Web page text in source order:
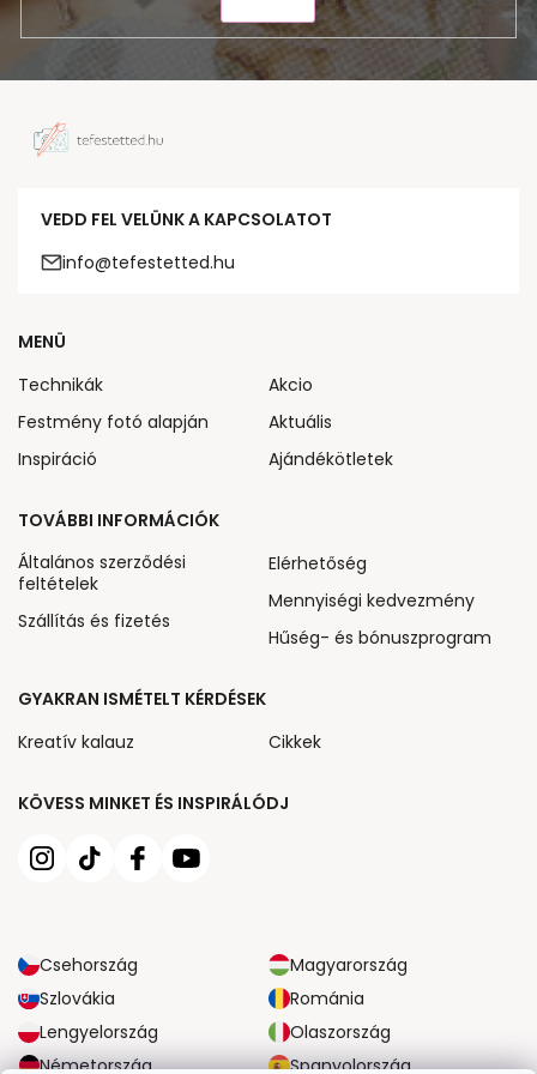
VEDD FEL VELÜNK A KAPCSOLATOT
info@tefestetted.hu
KÖVESS MINKET ÉS INSPIRÁLÓDJ
Csehország
Magyarország
Szlovákia
Románia
Lengyelország
Olaszország
Németország
Spanyolország
MENÜ
Technikák
Festmény fotó alapján
Inspiráció
Akcio
Aktuális
Ajándékötletek
TOVÁBBI INFORMÁCIÓK
Általános szerződési
feltételek
Szállítás és fizetés
Elérhetőség
Mennyiségi kedvezmény
Hűség- és bónuszprogram
GYAKRAN ISMÉTELT KÉRDÉSEK
Kreatív kalauz
Cikkek